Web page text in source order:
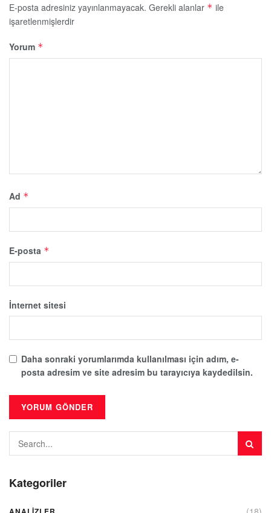
E-posta adresiniz yayınlanmayacak. Gerekli alanlar * ile
işaretlenmişlerdir
Yorum *
Ad *
E-posta *
İnternet sitesi
Daha sonraki yorumlarımda kullanılması için adım, e-
posta adresim ve site adresim bu tarayıcıya kaydedilsin.
Kategoriler